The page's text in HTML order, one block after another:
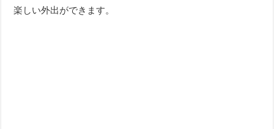
楽しい外出ができます。